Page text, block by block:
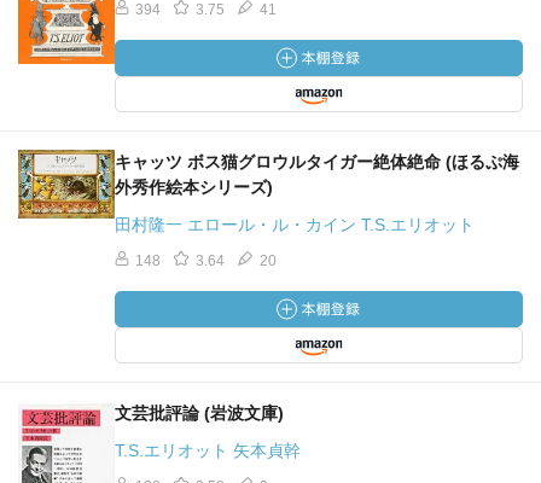
394 3.75 41
キャッツ ボス猫グロウルタイガー絶体絶命 (ほるぷ海
外秀作絵本シリーズ)
田村隆一 エロール・ル・カイン T.S.エリオット
148 3.64 20
文芸批評論 (岩波文庫)
T.S.エリオット 矢本貞幹